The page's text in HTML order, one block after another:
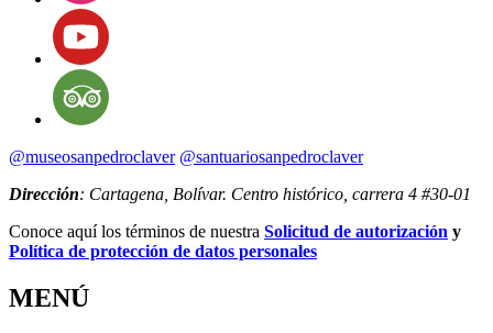
@museosanpedroclaver @santuariosanpedroclaver
Dirección: Cartagena, Bolívar. Centro histórico, carrera 4 #30-01
Conoce aquí los términos de nuestra Solicitud de autorización y
Política de protección de datos personales
MENÚ